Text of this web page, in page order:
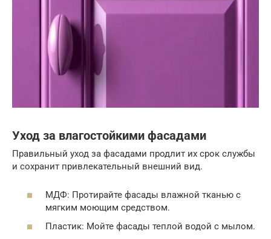
Уход за влагостойкими фасадами
Правильный уход за фасадами продлит их срок службы
и сохранит привлекательный внешний вид.
МДФ: Протирайте фасады влажной тканью с
мягким моющим средством.
Пластик: Мойте фасады теплой водой с мылом.